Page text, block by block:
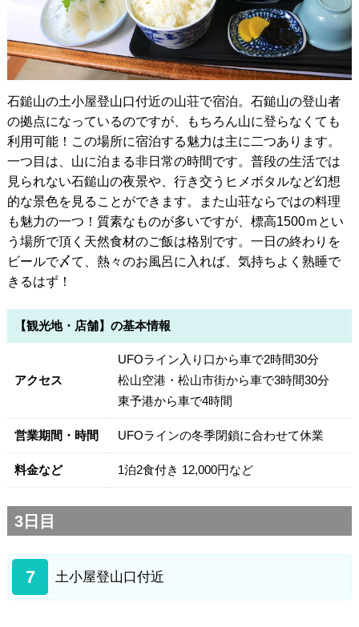
石鎚山の土小屋登山口付近の山荘で宿泊。石鎚山の登山者
の拠点になっているのですが、もちろん山に登らなくても
利用可能！この場所に宿泊する魅力は主に二つあります。
一つ目は、山に泊まる非日常の時間です。普段の生活では
見られない石鎚山の夜景や、行き交うヒメボタルなど幻想
的な景色を見ることができます。また山荘ならではの料理
も魅力の一つ！質素なものが多いですが、標高1500ｍとい
う場所で頂く天然食材のご飯は格別です。一日の終わりを
ビールで〆て、熱々のお風呂に入れば、気持ちよく熟睡で
きるはず！
【観光地・店舗】の基本情報
アクセス
UFOライン入り口から車で2時間30分
松山空港・松山市街から車で3時間30分
東予港から車で4時間
営業期間・時間 UFOラインの冬季閉鎖に合わせて休業
料金など 1泊2食付き 12,000円など
3日目
7 土小屋登山口付近